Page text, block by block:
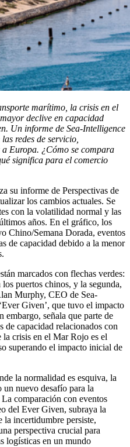
marítimo, la crisis en el
declive en capacidad
Un informe de Sea-Intelligence
redes de servicio,
Europa. ¿Cómo se compara
significa para el comercio
su informe de Perspectivas de
los cambios actuales. Se
con la volatilidad normal y las
años. En el gráfico, los
Chino/Semana Dorada, eventos
de capacidad debido a la menor
marcados con flechas verdes:
puertos chinos, y la segunda,
Murphy, CEO de Sea-
Given’, que tuvo el impacto
embargo, señala que parte de
de capacidad relacionados con
crisis en el Mar Rojo es el
superando el impacto inicial de
la normalidad es esquiva, la
nuevo desafío para la
comparación con eventos
del Ever Given, subraya la
incertidumbre persiste,
perspectiva crucial para
logísticas en un mundo